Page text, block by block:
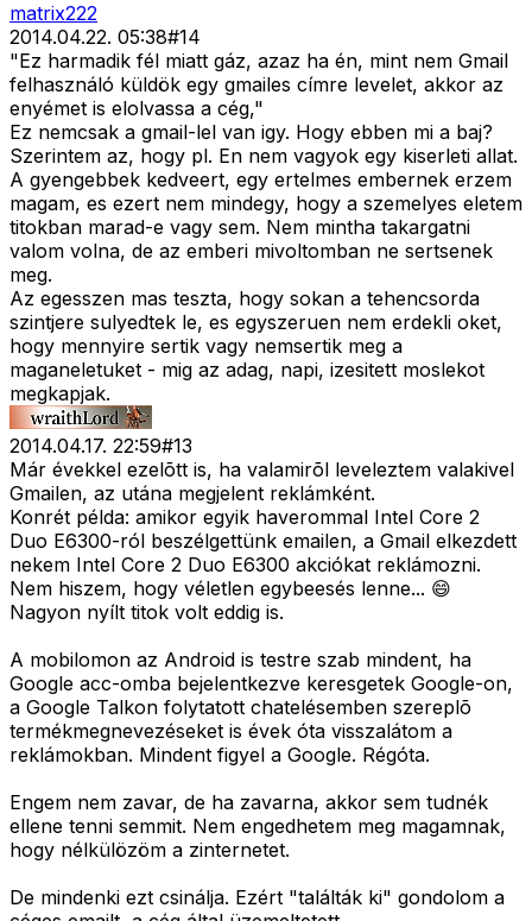
matrix222
2014.04.22. 05:38#14
"Ez harmadik fél miatt gáz, azaz ha én, mint nem Gmail
felhasználó küldök egy gmailes címre levelet, akkor az
enyémet is elolvassa a cég,"
Ez nemcsak a gmail-lel van igy. Hogy ebben mi a baj?
Szerintem az, hogy pl. En nem vagyok egy kiserleti allat.
A gyengebbek kedveert, egy ertelmes embernek erzem
magam, es ezert nem mindegy, hogy a szemelyes eletem
titokban marad-e vagy sem. Nem mintha takargatni
valom volna, de az emberi mivoltomban ne sertsenek
meg.
Az egesszen mas teszta, hogy sokan a tehencsorda
szintjere sulyedtek le, es egyszeruen nem erdekli oket,
hogy mennyire sertik vagy nemsertik meg a
maganeletuket - mig az adag, napi, izesitett moslekot
megkapjak.
2014.04.17. 22:59#13
Már évekkel ezelõtt is, ha valamirõl leveleztem valakivel
Gmailen, az utána megjelent reklámként.
Konrét példa: amikor egyik haverommal Intel Core 2
Duo E6300-ról beszélgettünk emailen, a Gmail elkezdett
nekem Intel Core 2 Duo E6300 akciókat reklámozni.
Nem hiszem, hogy véletlen egybeesés lenne... 😄
Nagyon nyílt titok volt eddig is.
A mobilomon az Android is testre szab mindent, ha
Google acc-omba bejelentkezve keresgetek Google-on,
a Google Talkon folytatott chatelésemben szereplõ
termékmegnevezéseket is évek óta visszalátom a
reklámokban. Mindent figyel a Google. Régóta.
Engem nem zavar, de ha zavarna, akkor sem tudnék
ellene tenni semmit. Nem engedhetem meg magamnak,
hogy nélkülözöm a zinternetet.
De mindenki ezt csinálja. Ezért "találták ki" gondolom a